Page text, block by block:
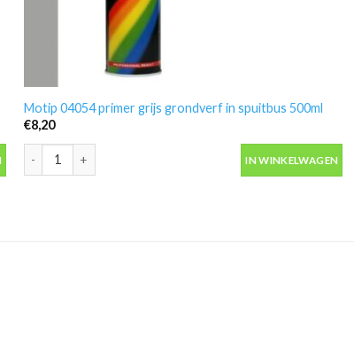
Motip 04054 primer grijs grondverf in spuitbus 500ml
€8,20
Motip 04054 primer grijs grondverf in spuitbus 500ml aantal
IN WINKELWAGEN